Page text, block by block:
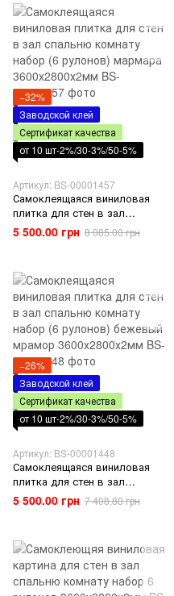
−32%
Заводской клей
Сертификат качества
от 10 шт-2%/30-3%/50-5%
Артикул: BS-00001457
Самоклеящаяся виниловая
плитка для стен в зал
спальню комнату набор (6
рулонов) мармара
5 500.00 грн 8 085.00 грн
−26%
Заводской клей
Сертификат качества
от 10 шт-2%/30-3%/50-5%
Артикул: BS-00001448
Самоклеящаяся виниловая
плитка для стен в зал
спальню комнату набор (6
рулонов) бежевый мрамор
5 500.00 грн 7 408.80 грн